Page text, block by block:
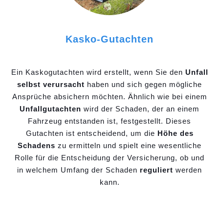
Kasko-Gutachten
Ein Kaskogutachten wird erstellt, wenn Sie den Unfall
selbst verursacht haben und sich gegen mögliche
Ansprüche absichern möchten. Ähnlich wie bei einem
Unfallgutachten wird der Schaden, der an einem
Fahrzeug entstanden ist, festgestellt. Dieses
Gutachten ist entscheidend, um die Höhe des
Schadens zu ermitteln und spielt eine wesentliche
Rolle für die Entscheidung der Versicherung, ob und
in welchem Umfang der Schaden reguliert werden
kann.